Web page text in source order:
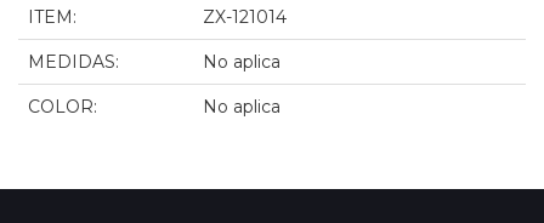
ITEM: ZX-121014
MEDIDAS: No aplica
COLOR: No aplica